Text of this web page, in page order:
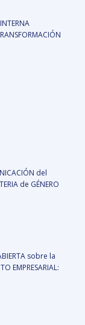
del
de GÉNERO
sobre la
EMPRESARIAL: